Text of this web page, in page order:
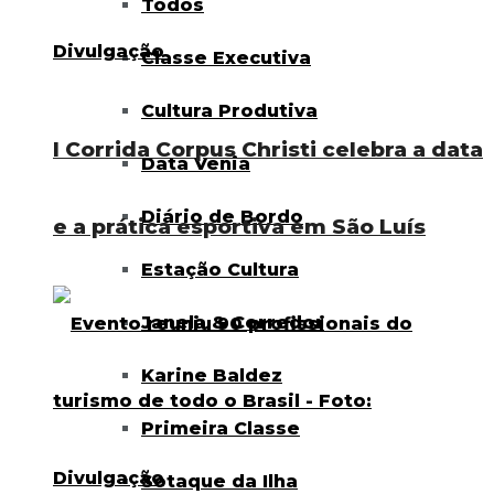
Todos
Classe Executiva
Cultura Produtiva
Data Venia
Diário de Bordo
Estação Cultura
Janela & Corredor
Karine Baldez
Primeira Classe
Sotaque da Ilha
I Corrida Corpus Christi celebra a data
e a prática esportiva em São Luís